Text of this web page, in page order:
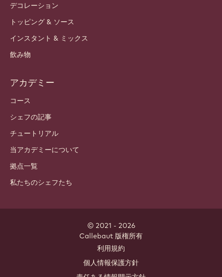
デコレーション
トッピング & ソース
インスタント & ミックス
飲み物
アカデミー
コース
シェフの記事
チュートリアル
当アカデミーについて
拠点一覧
私たちのシェフたち
© 2021 - 2026
Callebaut 版権所有
利用規約
個人情報保護方針